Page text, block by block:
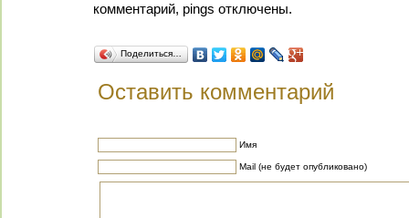
комментарий, pings отключены.
Поделиться…
Оставить комментарий
Имя
Mail (не будет опубликовано)